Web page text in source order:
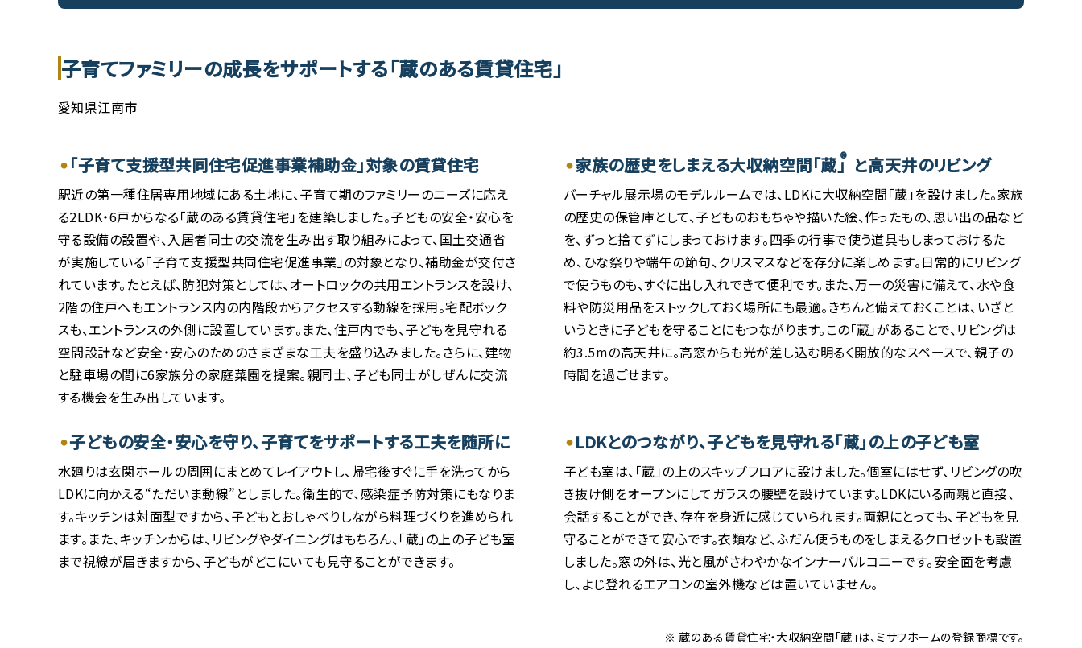
子育てファミリーの成長をサポートする「蔵のある賃貸住宅」
愛知県江南市
「子育て支援型共同住宅促進事業補助金」対象の賃貸住宅
駅近の第一種住居専用地域にある土地に、子育て期のファミリーのニーズに応え
る2LDK・6戸からなる「蔵のある賃貸住宅」を建築しました。子どもの安全・安心を
守る設備の設置や、入居者同士の交流を生み出す取り組みによって、国土交通省
が実施している「子育て支援型共同住宅促進事業」の対象となり、補助金が交付さ
れています。たとえば、防犯対策としては、オートロックの共用エントランスを設け、
2階の住戸へもエントランス内の内階段からアクセスする動線を採用。宅配ボック
スも、エントランスの外側に設置しています。また、住戸内でも、子どもを見守れる
空間設計など安全・安心のためのさまざまな工夫を盛り込みました。さらに、建物
と駐車場の間に6家族分の家庭菜園を提案。親同士、子ども同士がしぜんに交流
する機会を生み出しています。
家族の歴史をしまえる大収納空間「蔵」
® と高天井のリビング
バーチャル展示場のモデルルームでは、LDKに大収納空間「蔵」を設けました。家族
の歴史の保管庫として、子どものおもちゃや描いた絵、作ったもの、思い出の品など
を、ずっと捨てずにしまっておけます。四季の行事で使う道具もしまっておけるた
め、ひな祭りや端午の節句、クリスマスなどを存分に楽しめます。日常的にリビング
で使うものも、すぐに出し入れできて便利です。また、万一の災害に備えて、水や食
料や防災用品をストックしておく場所にも最適。きちんと備えておくことは、いざと
いうときに子どもを守ることにもつながります。この「蔵」があることで、リビングは
約3.5mの高天井に。高窓からも光が差し込む明るく開放的なスペースで、親子の
時間を過ごせます。
子どもの安全・安心を守り、子育てをサポートする工夫を随所に
水廻りは玄関ホールの周囲にまとめてレイアウトし、帰宅後すぐに手を洗ってから
LDKに向かえる“ただいま動線”としました。衛生的で、感染症予防対策にもなりま
す。キッチンは対面型ですから、子どもとおしゃべりしながら料理づくりを進められ
ます。また、キッチンからは、リビングやダイニングはもちろん、「蔵」の上の子ども室
まで視線が届きますから、子どもがどこにいても見守ることができます。
LDKとのつながり、子どもを見守れる「蔵」の上の子ども室
子ども室は、「蔵」の上のスキップフロアに設けました。個室にはせず、リビングの吹
き抜け側をオープンにしてガラスの腰壁を設けています。LDKにいる両親と直接、
会話することができ、存在を身近に感じていられます。両親にとっても、子どもを見
守ることができて安心です。衣類など、ふだん使うものをしまえるクロゼットも設置
しました。窓の外は、光と風がさわやかなインナーバルコニーです。安全面を考慮
し、よじ登れるエアコンの室外機などは置いていません。
※ 蔵のある賃貸住宅・大収納空間「蔵」は、ミサワホームの登録商標です。